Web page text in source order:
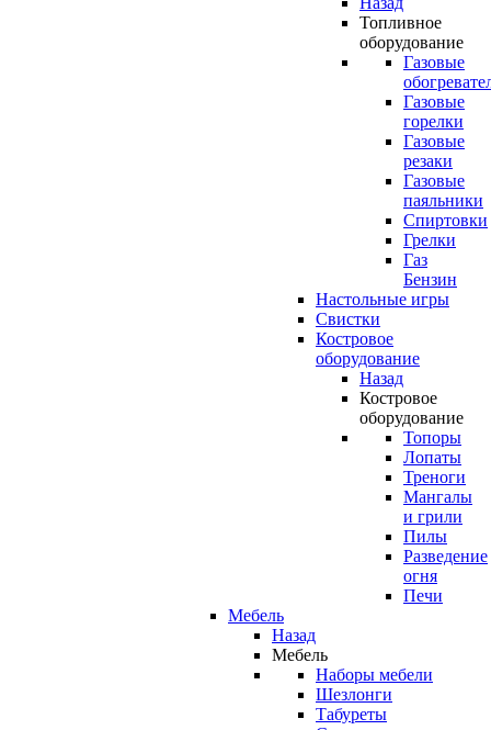
Топливное
оборудование
Газовые
Газовые
горелки
Газовые
резаки
Газовые
паяльники
Спиртовки
Грелки
Газ
Бензин
Настольные игры
Свистки
Костровое
оборудование
Назад
Костровое
оборудование
Топоры
Лопаты
Треноги
Мангалы
и грили
Пилы
Разведение
огня
Печи
Мебель
Назад
Мебель
Наборы мебели
Шезлонги
Табуреты